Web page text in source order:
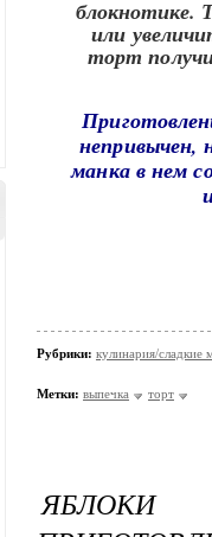
непривычен,
манка в нем
Рубрики: кулинария/сладкие
Метки: выпечка торт
ЯБЛОКИ